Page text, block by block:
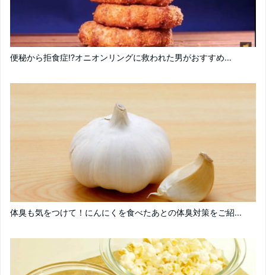
便秘から拒食症!?オニオンリングに救われた男がおすすめ...
体臭も気をつけて！にんにくを食べたあとの体臭対策をご紹...